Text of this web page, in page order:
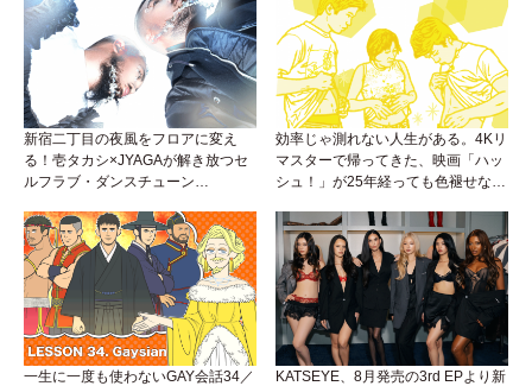
新宿二丁目の夜風をフロアに変え
る！壱タカシ×JYAGAが解き放つセ
ルフラブ・ダンスチューン
効率じゃ測れない人生がある。4Kリ
マスターで帰ってきた、映画「ハッ
シュ！」が25年経っても色褪せない
一生に一度も使わないGAY会話34／
KATSEYE、8月発売の3rd EPより新